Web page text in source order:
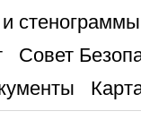
стенограммы
Совет